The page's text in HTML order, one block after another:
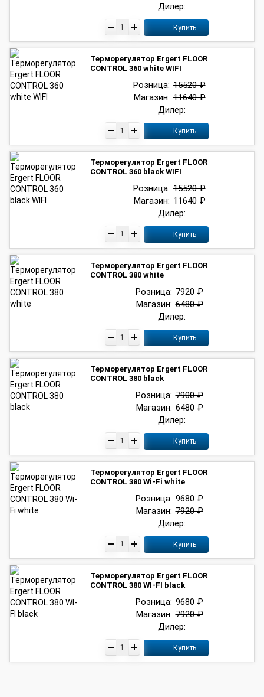
Дилер:
Купить
Терморегулятор Ergert FLOOR
CONTROL 360 white WIFI
Дилер:
Розница: 15520 ₽
Магазин: 11640 ₽
Купить
Терморегулятор Ergert FLOOR
CONTROL 360 black WIFI
Дилер:
Розница: 15520 ₽
Магазин: 11640 ₽
Купить
Терморегулятор Ergert FLOOR
CONTROL 380 white
Дилер:
Розница: 7920 ₽
Магазин: 6480 ₽
Купить
Терморегулятор Ergert FLOOR
CONTROL 380 black
Дилер:
Розница: 7900 ₽
Магазин: 6480 ₽
Купить
Терморегулятор Ergert FLOOR
CONTROL 380 Wi-Fi white
Дилер:
Розница: 9680 ₽
Магазин: 7920 ₽
Купить
Терморегулятор Ergert FLOOR
CONTROL 380 WI-FI black
Дилер:
Розница: 9680 ₽
Магазин: 7920 ₽
Купить